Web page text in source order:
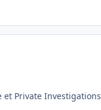
et Private Investigations